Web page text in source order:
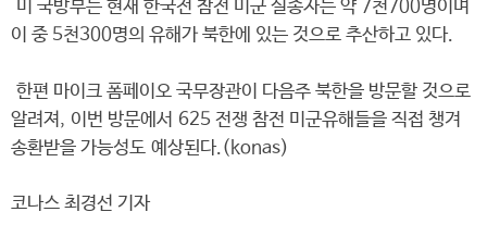
미 국방부는 현재 한국전 참전 미군 실종자는 약 7천700명이며
이 중 5천300명의 유해가 북한에 있는 것으로 추산하고 있다.
한편 마이크 폼페이오 국무장관이 다음주 북한을 방문할 것으로
알려져, 이번 방문에서 625 전쟁 참전 미군유해들을 직접 챙겨
송환받을 가능성도 예상된다.(konas)
코나스 최경선 기자